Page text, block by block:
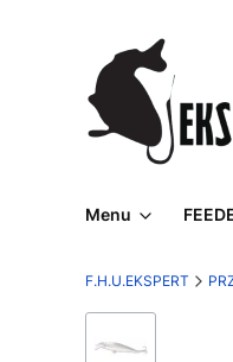
Menu
F.H.U.EKSPERT